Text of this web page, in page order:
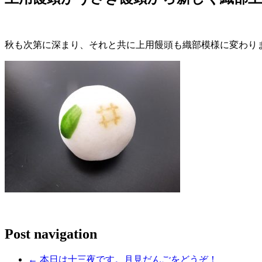
秋も次第に深まり、それと共に上用饅頭も織部模様に変わり
Post navigation
← 本日は十三夜です。月見だんごをどうぞ！